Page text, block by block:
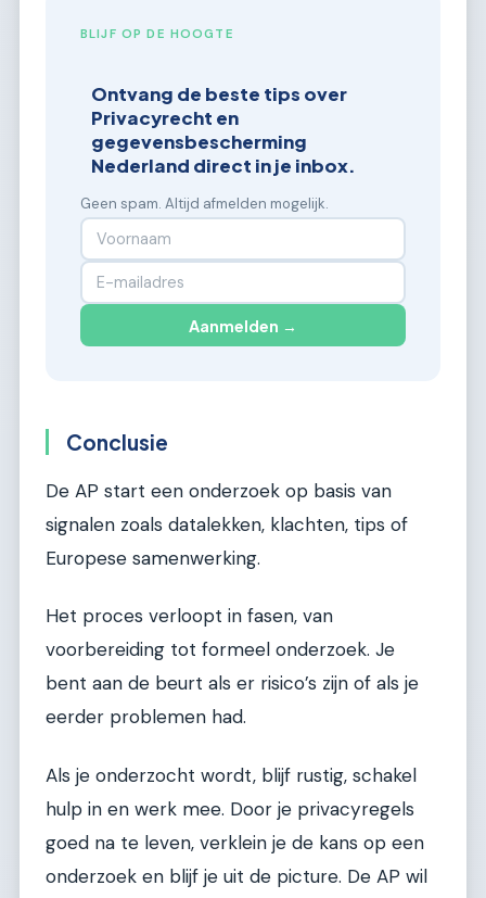
BLIJF OP DE HOOGTE
Ontvang de beste tips over
Privacyrecht en
gegevensbescherming
Nederland direct in je inbox.
Geen spam. Altijd afmelden mogelijk.
Aanmelden →
Conclusie
De AP start een onderzoek op basis van
signalen zoals datalekken, klachten, tips of
Europese samenwerking.
Het proces verloopt in fasen, van
voorbereiding tot formeel onderzoek. Je
bent aan de beurt als er risico’s zijn of als je
eerder problemen had.
Als je onderzocht wordt, blijf rustig, schakel
hulp in en werk mee. Door je privacyregels
goed na te leven, verklein je de kans op een
onderzoek en blijf je uit de picture. De AP wil